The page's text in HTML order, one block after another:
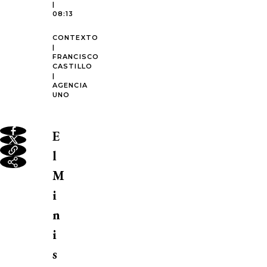
|
08:13
CONTEXTO
|
FRANCISCO
CASTILLO
|
AGENCIA
UNO
E
l
M
i
n
i
s